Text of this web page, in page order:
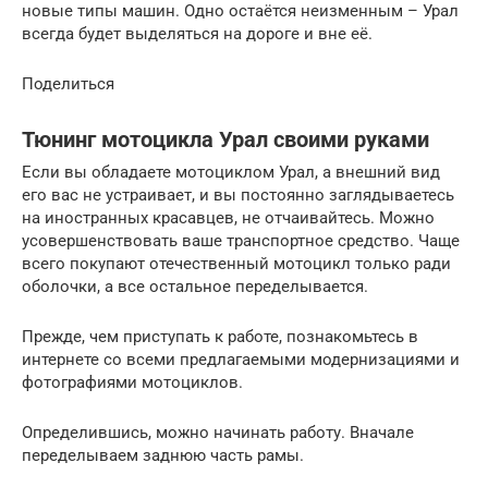
новые типы машин. Одно остаётся неизменным – Урал
всегда будет выделяться на дороге и вне её.
Поделиться
Тюнинг мотоцикла Урал своими руками
Если вы обладаете мотоциклом Урал, а внешний вид
его вас не устраивает, и вы постоянно заглядываетесь
на иностранных красавцев, не отчаивайтесь. Можно
усовершенствовать ваше транспортное средство. Чаще
всего покупают отечественный мотоцикл только ради
оболочки, а все остальное переделывается.
Прежде, чем приступать к работе, познакомьтесь в
интернете со всеми предлагаемыми модернизациями и
фотографиями мотоциклов.
Определившись, можно начинать работу. Вначале
переделываем заднюю часть рамы.